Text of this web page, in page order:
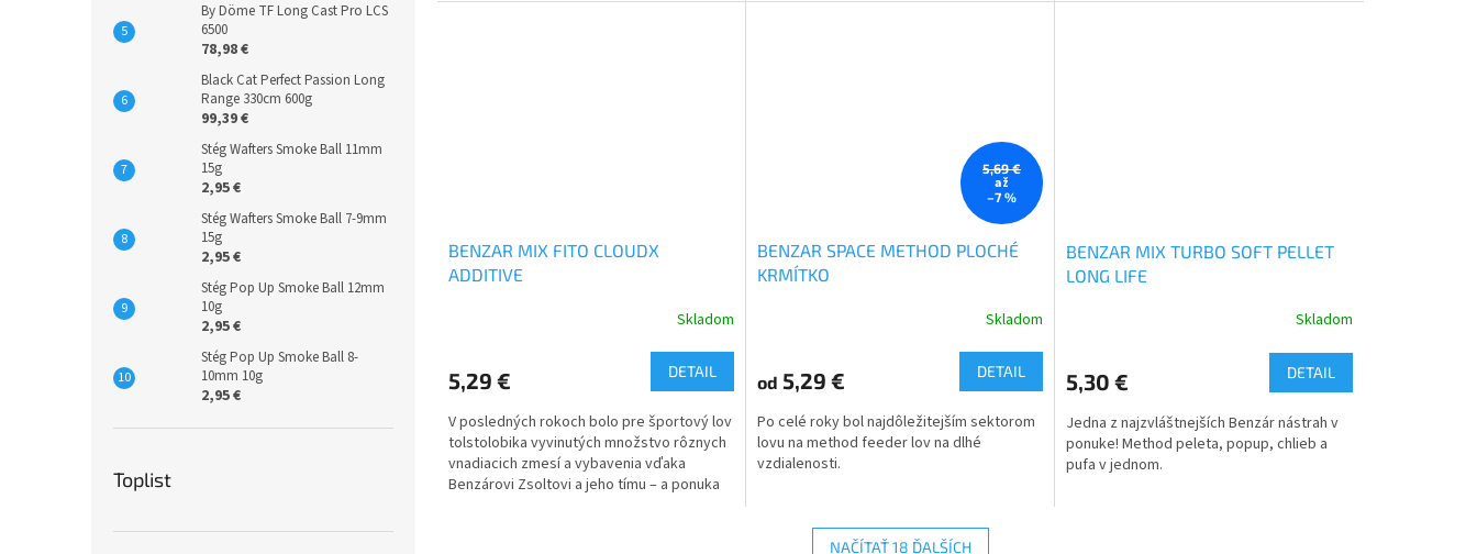
By Döme TF Long Cast Pro LCS
6500
78,98 €
Black Cat Perfect Passion Long
Range 330cm 600g
99,39 €
Stég Wafters Smoke Ball 11mm
15g
2,95 €
Stég Wafters Smoke Ball 7-9mm
15g
2,95 €
Stég Pop Up Smoke Ball 12mm
10g
2,95 €
Stég Pop Up Smoke Ball 8-
10mm 10g
2,95 €
Toplist
BENZAR MIX FITO CLOUDX
ADDITIVE
Skladom
5,29 € DETAIL
V posledných rokoch bolo pre športový lov
tolstolobika vyvinutých množstvo rôznych
vnadiacich zmesí a vybavenia vďaka
Benzárovi Zsoltovi a jeho tímu – a ponuka
5,69 €
až
–7 %
BENZAR SPACE METHOD PLOCHÉ
KRMÍTKO
Skladom
od 5,29 € DETAIL
Po celé roky bol najdôležitejším sektorom
lovu na method feeder lov na dlhé
vzdialenosti.
BENZAR MIX TURBO SOFT PELLET
LONG LIFE
Skladom
5,30 € DETAIL
Jedna z najzvláštnejších Benzár nástrah v
ponuke! Method peleta, popup, chlieb a
pufa v jednom.
NAČÍTAŤ 18 ĎALŠÍCH